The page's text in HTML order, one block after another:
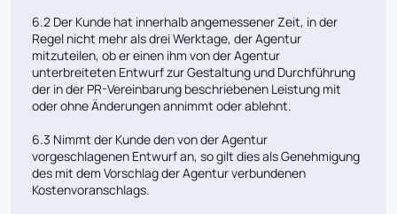
6.2 Der Kunde hat innerhalb angemessener Zeit, in der
Regel nicht mehr als drei Werktage, der Agentur
mitzuteilen, ob er einen ihm von der Agentur
unterbreiteten Entwurf zur Gestaltung und Durchführung
der in der PR-Vereinbarung beschriebenen Leistung mit
oder ohne Änderungen annimmt oder ablehnt.
6.3 Nimmt der Kunde den von der Agentur
vorgeschlagenen Entwurf an, so gilt dies als Genehmigung
des mit dem Vorschlag der Agentur verbundenen
Kostenvoranschlags.